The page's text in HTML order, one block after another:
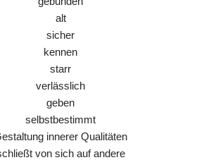
alt
sicher
kennen
starr
verlässlich
geben
selbstbestimmt
innerer Qualitäten
von sich auf andere